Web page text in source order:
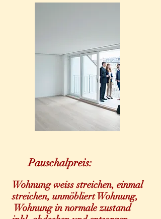
Pauschalpreis:
Wohnung weiss streichen, einmal
streichen, unmöbliert Wohnung,
Wohnung in normale zustand